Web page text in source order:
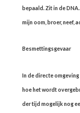
bepaald. Zit in de
mijn oom, broer, neef,
Besmettingsgevaar
In de directe
hoe het wordt
der tijd mogelijk nog